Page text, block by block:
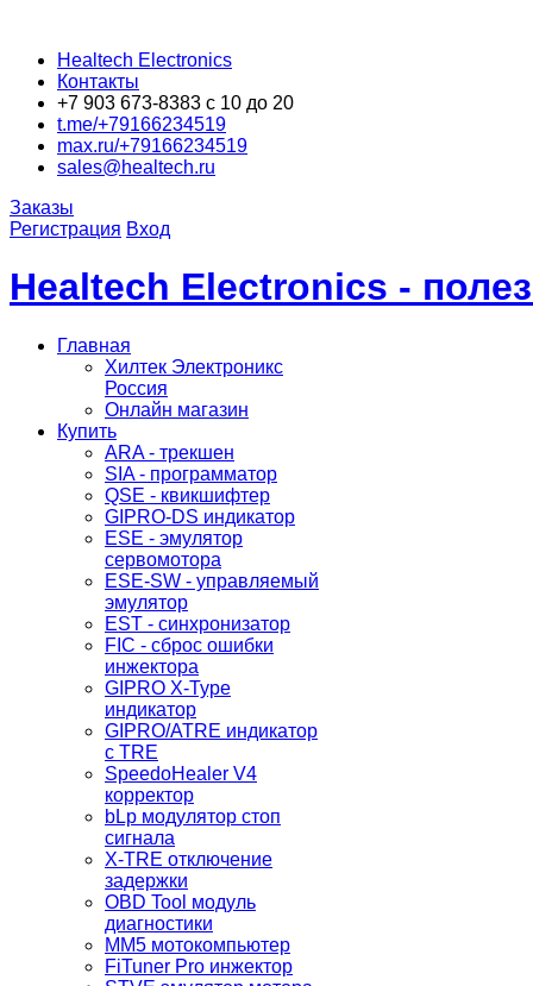
Healtech Electronics
Контакты
+7 903 673-8383 с 10 до 20
t.me/+79166234519
max.ru/+79166234519
sales@healtech.ru
Заказы
Регистрация Вход
Healtech Electronics -
Главная
Хилтек Электроникс
Россия
Онлайн магазин
Купить
ARA - трекшен
SIA - программатор
QSE - квикшифтер
GIPRO-DS индикатор
ESE - эмулятор
сервомотора
ESE-SW - управляемый
эмулятор
EST - синхронизатор
FIC - сброс ошибки
инжектора
GIPRO X-Type
индикатор
GIPRO/ATRE индикатор
с TRE
SpeedoHealer V4
корректор
bLp модулятор стоп
сигнала
X-TRE отключение
задержки
OBD Tool модуль
диагностики
MM5 мотокомпьютер
FiTuner Pro инжектор